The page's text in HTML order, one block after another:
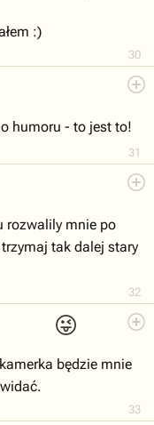
30
:)
31
humoru - to jest to!
32
rozwalily mnie po
tak dalej stary
😜
33
będzie mnie